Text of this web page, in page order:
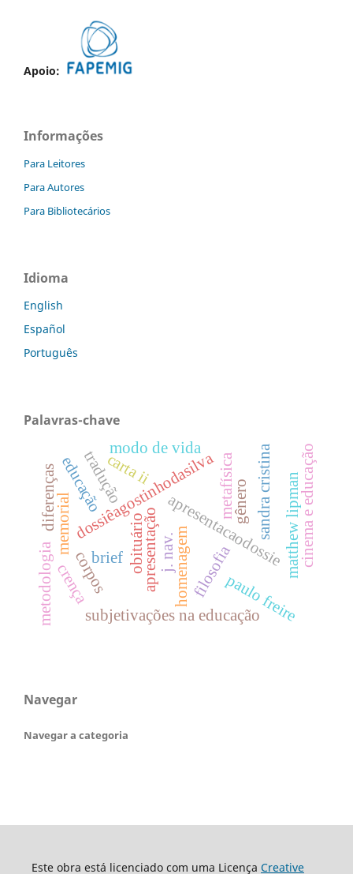
Apoio:
Informações
Para Leitores
Para Autores
Para Bibliotecários
Idioma
English
Español
Português
Palavras-chave
apresentação
dossiêagostinhodasilvaapresentacaodossie
tradução
brief j. nav.
carta ii sandra cristina
obituário homenagem
memorial
diferenças
corpos
subjetivações na educação
filosofia
metafísica
modo de vida
paulo freire
matthew lipman
educação
crença
cinema e educação
metodologia
gênero
Navegar
Navegar a categoria
Este obra está licenciado com uma Licença Creative